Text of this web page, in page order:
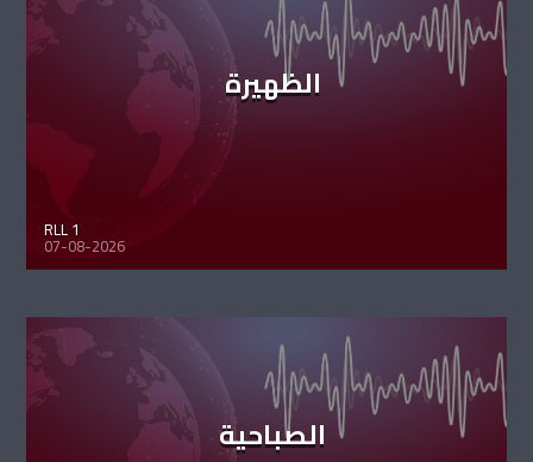
الظهيرة
RLL 1
07-08-2026
الصباحية